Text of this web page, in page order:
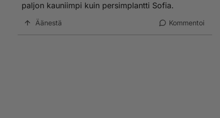
paljon kauniimpi kuin persimplantti Sofia.
Äänestä Kommentoi